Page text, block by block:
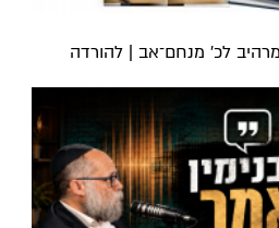
לכ’ מנחם־אב | להורדה